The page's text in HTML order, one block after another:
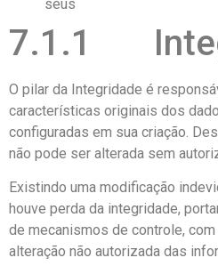
seus
7.1.1
O pilar da Integridade é
características originais dos
configuradas em sua criação.
não pode ser alterada sem
Existindo uma modificação
houve perda da integridade,
de mecanismos de controle,
alteração não autorizada das